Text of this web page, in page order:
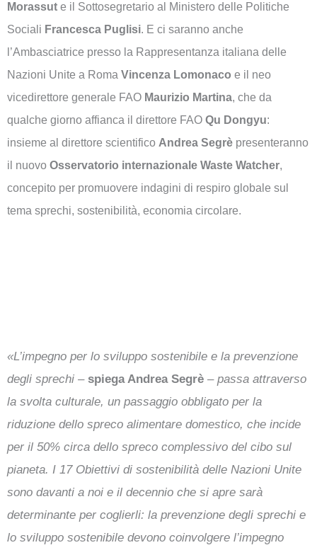
Morassut e il Sottosegretario al Ministero delle Politiche
Sociali Francesca Puglisi. E ci saranno anche
l’Ambasciatrice presso la Rappresentanza italiana delle
Nazioni Unite a Roma Vincenza Lomonaco e il neo
vicedirettore generale FAO Maurizio Martina, che da
qualche giorno affianca il direttore FAO Qu Dongyu:
insieme al direttore scientifico Andrea Segrè presenteranno
il nuovo Osservatorio internazionale Waste Watcher,
concepito per promuovere indagini di respiro globale sul
tema sprechi, sostenibilità, economia circolare.
«L’impegno per lo sviluppo sostenibile e la prevenzione
degli sprechi – spiega Andrea Segrè – passa attraverso
la svolta culturale, un passaggio obbligato per la
riduzione dello spreco alimentare domestico, che incide
per il 50% circa dello spreco complessivo del cibo sul
pianeta. I 17 Obiettivi di sostenibilità delle Nazioni Unite
sono davanti a noi e il decennio che si apre sarà
determinante per coglierli: la prevenzione degli sprechi e
lo sviluppo sostenibile devono coinvolgere l’impegno